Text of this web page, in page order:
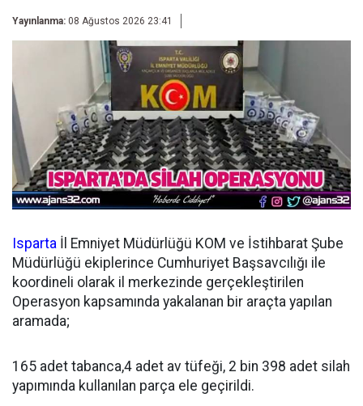
Yayınlanma: 08 Ağustos 2026 23:41
Isparta İl Emniyet Müdürlüğü KOM ve İstihbarat Şube
Müdürlüğü ekiplerince Cumhuriyet Başsavcılığı ile
koordineli olarak il merkezinde gerçekleştirilen
Operasyon kapsamında yakalanan bir araçta yapılan
aramada;
165 adet tabanca,4 adet av tüfeği, 2 bin 398 adet silah
yapımında kullanılan parça ele geçirildi.